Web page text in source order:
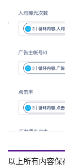
以上所有内容